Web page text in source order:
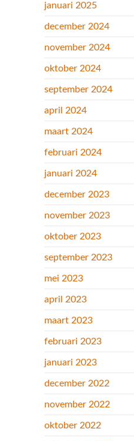
januari 2025
december 2024
november 2024
oktober 2024
september 2024
april 2024
maart 2024
februari 2024
januari 2024
december 2023
november 2023
oktober 2023
september 2023
mei 2023
april 2023
maart 2023
februari 2023
januari 2023
december 2022
november 2022
oktober 2022